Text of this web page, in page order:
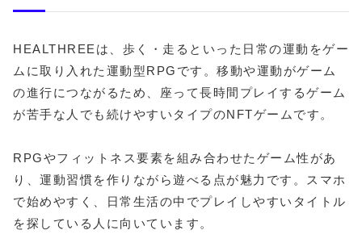
HEALTHREEは、歩く・走るといった日常の運動をゲー
ムに取り入れた運動型RPGです。移動や運動がゲーム
の進行につながるため、座って長時間プレイするゲーム
が苦手な人でも続けやすいタイプのNFTゲームです。
RPGやフィットネス要素を組み合わせたゲーム性があ
り、運動習慣を作りながら遊べる点が魅力です。スマホ
で始めやすく、日常生活の中でプレイしやすいタイトル
を探している人に向いています。